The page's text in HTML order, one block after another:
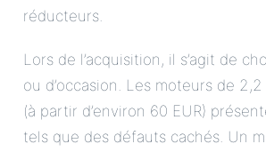
réducteurs.
Lors de l’acquisition, il s’agit de
ou d’occasion. Les moteurs de 2,2
(à partir d’environ 60 EUR)
tels que des défauts cachés. Un